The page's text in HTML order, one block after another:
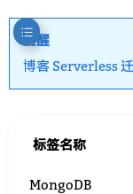
提醒
博客 Serverless
标签名称
MongoDB